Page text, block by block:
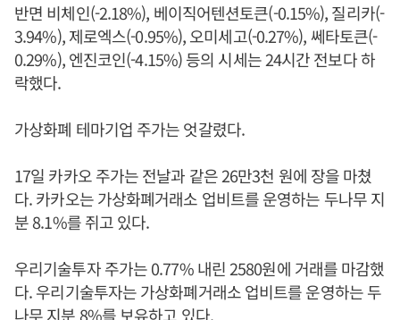
반면 비체인(-2.18%), 베이직어텐션토큰(-0.15%), 질리카(-
3.94%), 제로엑스(-0.95%), 오미세고(-0.27%), 쎄타토큰(-
0.29%), 엔진코인(-4.15%) 등의 시세는 24시간 전보다 하
락했다.
가상화폐 테마기업 주가는 엇갈렸다.
17일 카카오 주가는 전날과 같은 26만3천 원에 장을 마쳤
다. 카카오는 가상화폐거래소 업비트를 운영하는 두나무 지
분 8.1%를 쥐고 있다.
우리기술투자 주가는 0.77% 내린 2580원에 거래를 마감했
다. 우리기술투자는 가상화폐거래소 업비트를 운영하는 두
나무 지분 8%를 보유하고 있다.